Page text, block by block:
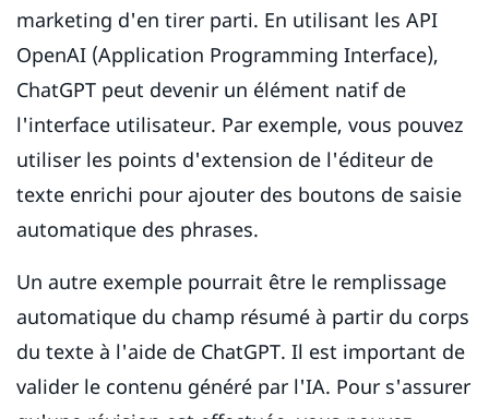
marketing d'en tirer parti. En utilisant les API
OpenAI (Application Programming Interface),
ChatGPT peut devenir un élément natif de
l'interface utilisateur. Par exemple, vous pouvez
utiliser les points d'extension de l'éditeur de
texte enrichi pour ajouter des boutons de saisie
automatique des phrases.
Un autre exemple pourrait être le remplissage
automatique du champ résumé à partir du corps
du texte à l'aide de ChatGPT. Il est important de
valider le contenu généré par l'IA. Pour s'assurer